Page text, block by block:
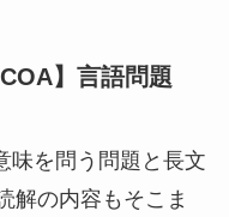
】言語問題
味を問う問題と長文
解の内容もそこま